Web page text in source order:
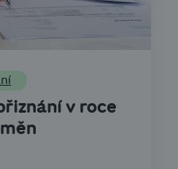
v roce